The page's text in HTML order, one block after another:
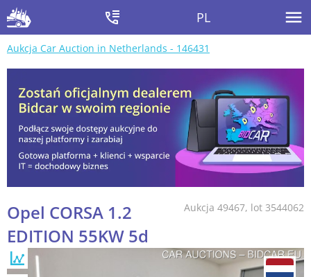
PL
Aukcja Car Auction in Netherlands - 146431
Aukcja 49467, lot 3544062
Opel CORSA 1.2
EDITION 55KW 5d